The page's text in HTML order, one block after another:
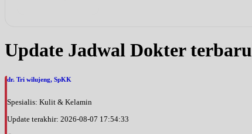
Update Jadwal Dokter terbaru
dr. Tri wilujeng, SpKK
Spesialis: Kulit & Kelamin
Update terakhir: 2026-08-07 17:54:33